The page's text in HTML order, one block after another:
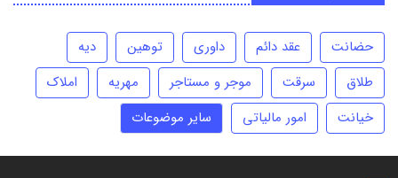
حضانت عقد دائم داوری توهین
دیه
طلاق
سرقت موجر و مستاجر مهریه
املاک
خیانت
امور مالیاتی سایر موضوعات